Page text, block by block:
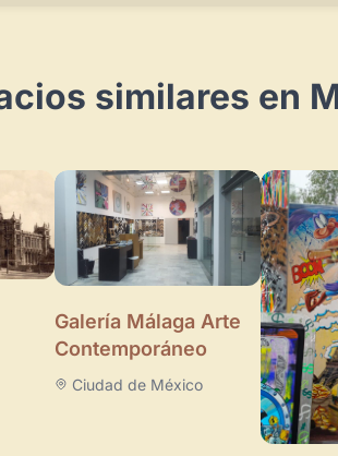
similares en
Galería Málaga Arte
Contemporáneo
Ciudad de México